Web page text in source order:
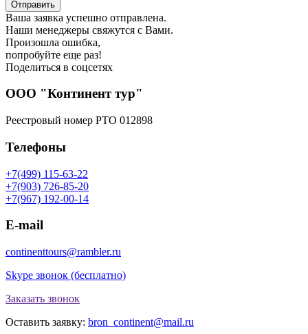
Отправить
Ваша заявка успешно отправлена.
Наши менеджеры свяжутся с Вами.
Произошла ошибка,
попробуйте еще раз!
Поделиться в соцсетях
ООО "Континент тур"
Реестровый номер РТО 012898
Телефоны
+7(499) 115-63-22
+7(903) 726-85-20
+7(967) 192-00-14
E-mail
continenttours@rambler.ru
Skype звонок (бесплатно)
Заказать звонок
Оставить заявку: bron_continent@mail.ru